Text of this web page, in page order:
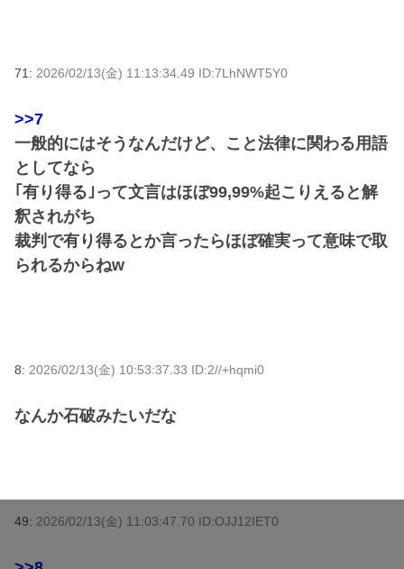
71: 2026/02/13(金) 11:13:34.49 ID:7LhNWT5Y0
>>7
一般的にはそうなんだけど、こと法律に関わる用語
としてなら
｢有り得る｣って文言はほぼ99,99%起こりえると解
釈されがち
裁判で有り得るとか言ったらほぼ確実って意味で取
られるからねw
8: 2026/02/13(金) 10:53:37.33 ID:2//+hqmi0
なんか石破みたいだな
49: 2026/02/13(金) 11:03:47.70 ID:OJJ12IET0